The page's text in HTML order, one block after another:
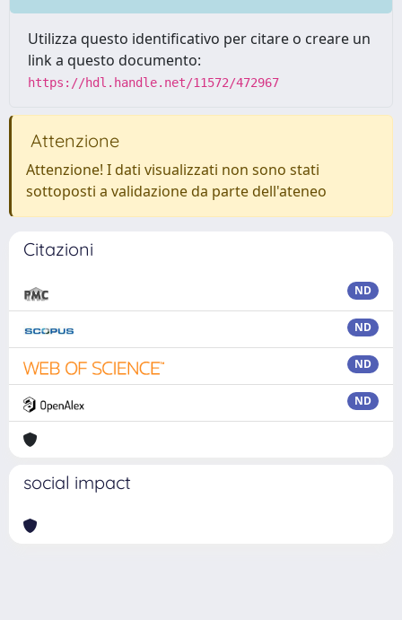
Utilizza questo identificativo per citare o creare un
link a questo documento:
https://hdl.handle.net/11572/472967
Attenzione
Attenzione! I dati visualizzati non sono stati
sottoposti a validazione da parte dell'ateneo
Citazioni
ND
ND
ND
ND
social impact